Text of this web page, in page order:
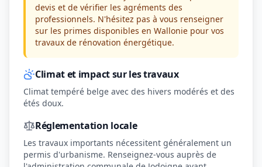
devis et de vérifier les agréments des
professionnels. N'hésitez pas à vous renseigner
sur les primes disponibles en Wallonie pour vos
travaux de rénovation énergétique.
Climat et impact sur les travaux
Climat tempéré belge avec des hivers modérés et des
étés doux.
Réglementation locale
Les travaux importants nécessitent généralement un
permis d'urbanisme. Renseignez-vous auprès de